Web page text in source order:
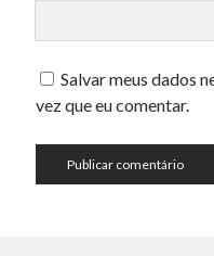
Salvar meus dados
vez que eu comentar.